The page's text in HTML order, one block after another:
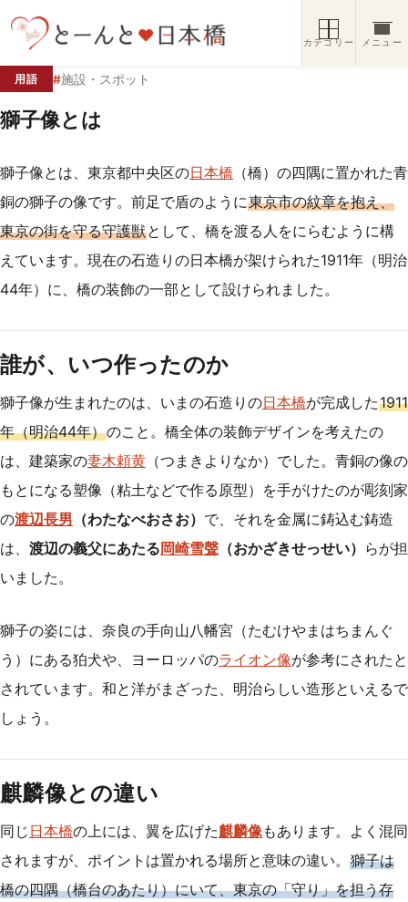
カテゴリー メニュー
用語 #施設・スポット
獅子像とは
獅子像とは、東京都中央区の日本橋 （橋）の四隅に置かれた青
銅の獅子の像です。前足で盾のように東京市の紋章を抱え、
東京の街を守る守護獣として、橋を渡る人をにらむように構
えています。現在の石造りの日本橋が架けられた1911年（明治
44年）に、橋の装飾の一部として設けられました。
誰が、いつ作ったのか
獅子像が生まれたのは、いまの石造りの日本橋が完成した1911
年（明治44年）のこと。橋全体の装飾デザインを考えたの
は、建築家の妻木頼黄 （つまきよりなか）でした。青銅の像の
もとになる塑像（粘土などで作る原型）を手がけたのが彫刻家
の渡辺長男 （わたなべおさお） で、それを金属に鋳込む鋳造
は、 渡辺の義父にあたる 岡崎雪聲 （おかざきせっせい） らが担
いました。
獅子の姿には、奈良の手向山八幡宮（たむけやまはちまんぐ
う）にある狛犬や、ヨーロッパのライオン像が参考にされたと
されています。和と洋がまざった、明治らしい造形といえるで
しょう。
麒麟像との違い
同じ 日本橋の上には、翼を広げた麒麟像 もあります。よく混同
されますが、ポイントは置かれる場所と意味の違い。 獅子は
橋の四隅（橋台のあたり）にいて、東京の「守り」を担う存